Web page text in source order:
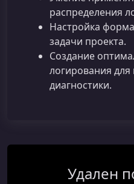
распределения
Настройка
задачи проекта.
Создание
логирования
диагностики.
Удален